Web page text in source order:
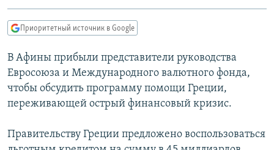
главной
навигации
Вернутся
поиску
IDEL.РЕАЛИИ
КАВКАЗ.РЕАЛИИ
СЕВЕР.РЕАЛИИ
СИБИРЬ.РЕАЛИИ
Приоритетный источник в Google
В Афины прибыли представители руководства
Евросоюза и Международного валютного фонда,
чтобы обсудить программу помощи Греции,
переживающей острый финансовый кризис.
Правительству Греции предложено воспользоваться